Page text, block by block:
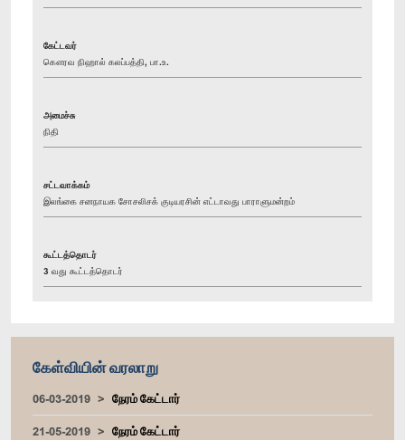
கேட்டவர்
கௌரவ நிஹால் கலப்பத்தி, பா.உ.
அமைச்சு
நிதி
சட்டவாக்கம்
இலங்கை சனநாயக சோசலிசக் குடியரசின் எட்டாவது பாராளுமன்றம்
கூட்டத்தொடர்
3 வது கூட்டத்தொடர்
கேள்வியின் வரலாறு
06-03-2019
நேரம் கேட்டார்
21-05-2019
நேரம் கேட்டார்